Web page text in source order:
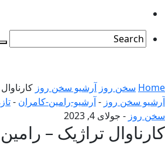
Home سخن روز آرشیو سخن روز
آرشیو سخن روز -آرشیو-رامین-کامران -
سخن روز - جولای 4, 2023
کارناوال تراژیک –